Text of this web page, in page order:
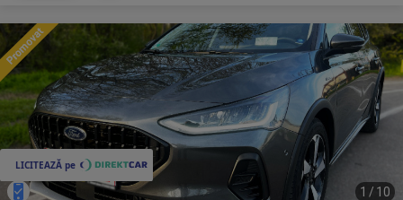
1 / 10